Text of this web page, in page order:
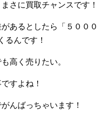
さに買取チャンスです！
あるとしたら「５０００
るんです！
高く売りたい。
すよね！
んばっちゃいます！